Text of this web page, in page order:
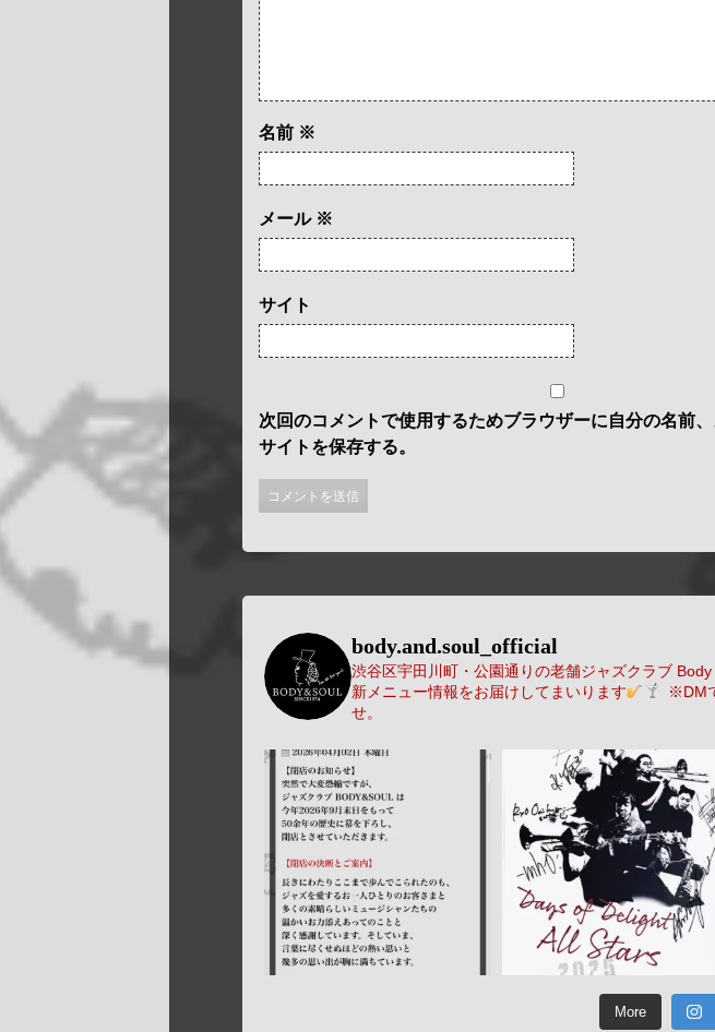
名前 ※
メール ※
サイト
次回のコメントで使用するためブラウザーに自分の名前、
サイトを保存する。
body.and.soul_official
渋谷区宇田川町・公園通りの老舗ジャズクラブ
新メニュー情報をお届けしてまいります
※DM
せ。
More